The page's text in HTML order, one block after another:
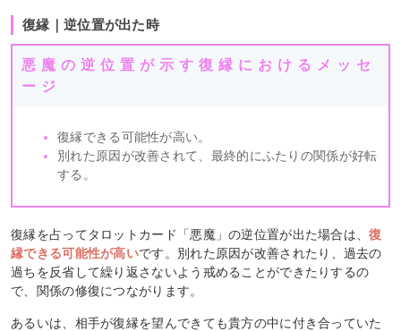
復縁｜逆位置が出た時
悪魔の逆位置が示す復縁におけるメッセ
ージ
復縁できる可能性が高い。
別れた原因が改善されて、最終的にふたりの関係が好転
する。
復縁を占ってタロットカード「悪魔」の逆位置が出た場合は、復
縁できる可能性が高いです。別れた原因が改善されたり、過去の
過ちを反省して繰り返さないよう戒めることができたりするの
で、関係の修復につながります。
あるいは、相手が復縁を望んできても貴方の中に付き合っていた